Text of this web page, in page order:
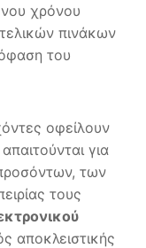
χρόνου
πινάκων
του
οφείλουν
για
των
τους
αποκλειστικής